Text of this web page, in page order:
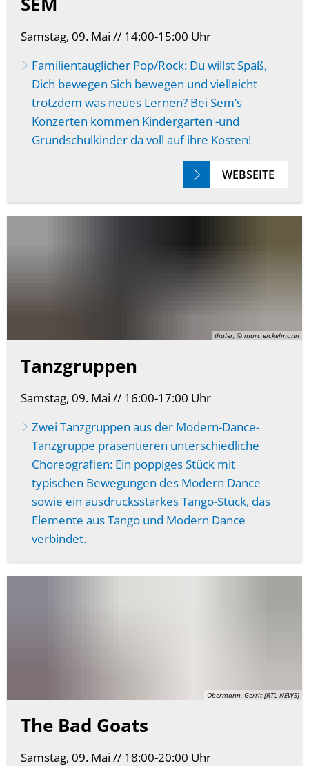
Samstag, 09. Mai // 14:00-15:00 Uhr
Familientauglicher Pop/Rock: Du willst Spaß,
Dich bewegen Sich bewegen und vielleicht
trotzdem was neues Lernen? Bei Sem’s
Konzerten kommen Kindergarten -und
Grundschulkinder da voll auf ihre Kosten!
WEBSEITE
thaler, © marc eickelmann
Tanzgruppen
Samstag, 09. Mai // 16:00-17:00 Uhr
Zwei Tanzgruppen aus der Modern-Dance-
Tanzgruppe präsentieren unterschiedliche
Choreografien: Ein poppiges Stück mit
typischen Bewegungen des Modern Dance
sowie ein ausdrucksstarkes Tango-Stück, das
Elemente aus Tango und Modern Dance
verbindet.
Obermann, Gerrit [RTL NEWS]
The Bad Goats
Samstag, 09. Mai // 18:00-20:00 Uhr